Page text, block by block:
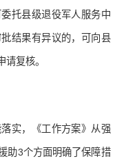
托县级退役军人服务中
结果有异议的，可向县
复核。
实，《工作方案》从强
助3个方面明确了保障措